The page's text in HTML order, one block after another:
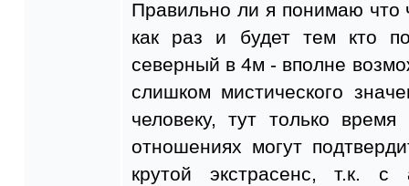
Правильно ли я понимаю что
как раз и будет тем кто
северный в 4м - вполне
слишком мистического
человеку, тут только
отношениях могут
крутой экстрасенс, т.к.